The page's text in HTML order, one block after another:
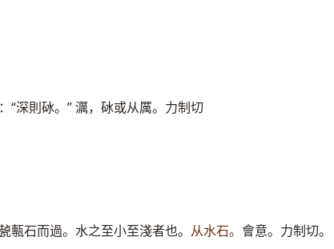
“深則砅。” 濿，砅或从厲。力制切
甎石而過。水之至小至淺者也。 从水石。 會意。力制切。